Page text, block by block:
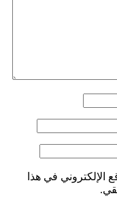
الإلكتروني في هذا